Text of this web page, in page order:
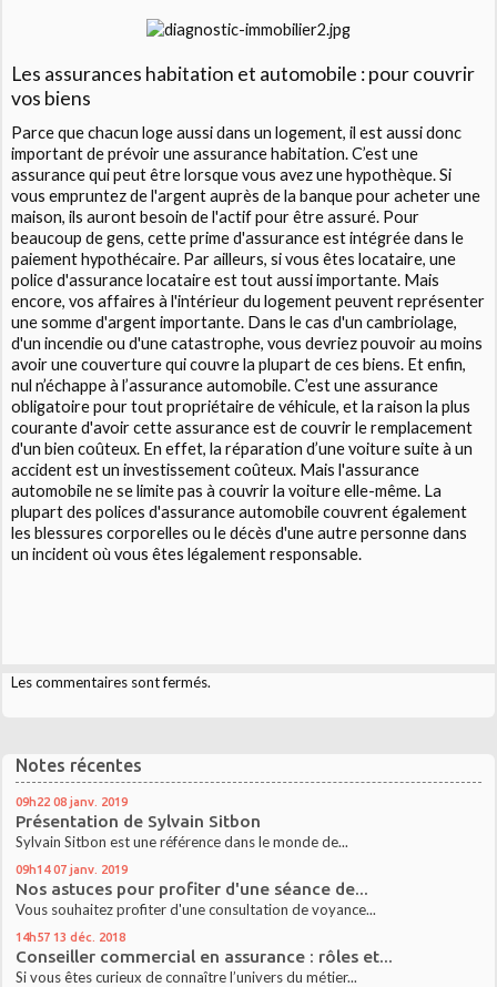
Notes récentes
09h22 08 janv. 2019
Présentation de Sylvain Sitbon
Sylvain Sitbon est une référence dans le monde de...
09h14 07 janv. 2019
Nos astuces pour profiter d'une séance de...
Vous souhaitez profiter d'une consultation de voyance...
14h57 13 déc. 2018
Conseiller commercial en assurance : rôles et...
Si vous êtes curieux de connaître l’univers du métier...
Les assurances habitation et automobile : pour couvrir
vos biens
Parce que chacun loge aussi dans un logement, il est aussi donc
important de prévoir une assurance habitation. C’est une
assurance qui peut être lorsque vous avez une hypothèque. Si
vous empruntez de l'argent auprès de la banque pour acheter une
maison, ils auront besoin de l'actif pour être assuré. Pour
beaucoup de gens, cette prime d'assurance est intégrée dans le
paiement hypothécaire. Par ailleurs, si vous êtes locataire, une
police d'assurance locataire est tout aussi importante. Mais
encore, vos affaires à l'intérieur du logement peuvent représenter
une somme d'argent importante. Dans le cas d'un cambriolage,
d'un incendie ou d'une catastrophe, vous devriez pouvoir au moins
avoir une couverture qui couvre la plupart de ces biens. Et enfin,
nul n’échappe à l’assurance automobile. C’est une assurance
obligatoire pour tout propriétaire de véhicule, et la raison la plus
courante d'avoir cette assurance est de couvrir le remplacement
d'un bien coûteux. En effet, la réparation d’une voiture suite à un
accident est un investissement coûteux. Mais l'assurance
automobile ne se limite pas à couvrir la voiture elle-même. La
plupart des polices d'assurance automobile couvrent également
les blessures corporelles ou le décès d'une autre personne dans
un incident où vous êtes légalement responsable.
Les commentaires sont fermés.